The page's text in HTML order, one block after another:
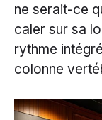
ne serait-ce
caler sur sa
rythme
colonne